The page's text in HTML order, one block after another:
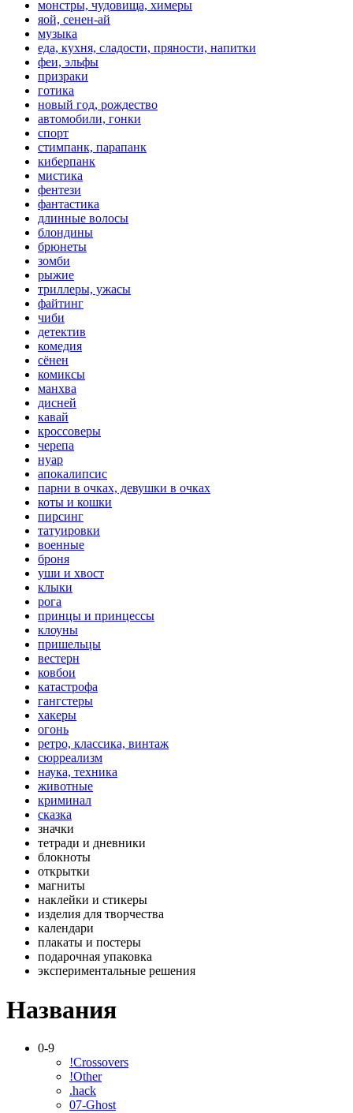
монстры, чудовища, химеры
яой, сенен-ай
музыка
еда, кухня, сладости, пряности, напитки
феи, эльфы
призраки
готика
новый год, рождество
автомобили, гонки
спорт
стимпанк, парапанк
киберпанк
мистика
фентези
фантастика
длинные волосы
блондины
брюнеты
зомби
рыжие
триллеры, ужасы
файтинг
чиби
детектив
комедия
сёнен
комиксы
манхва
дисней
кавай
кроссоверы
черепа
нуар
апокалипсис
парни в очках, девушки в очках
коты и кошки
пирсинг
татуировки
военные
броня
уши и хвост
клыки
рога
принцы и принцессы
клоуны
пришельцы
вестерн
ковбои
катастрофа
гангстеры
хакеры
огонь
ретро, классика, винтаж
сюрреализм
наука, техника
животные
криминал
сказка
значки
тетради и дневники
блокноты
открытки
магниты
наклейки и стикеры
изделия для творчества
календари
плакаты и постеры
подарочная упаковка
экспериментальные решения
Названия
0-9
!Crossovers
!Other
.hack
07-Ghost